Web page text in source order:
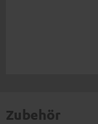
Zubehör